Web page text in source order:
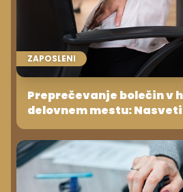
ZAPOSLENI
Preprečevanje bolečin v
delovnem mestu: Nasveti
delovno okolje